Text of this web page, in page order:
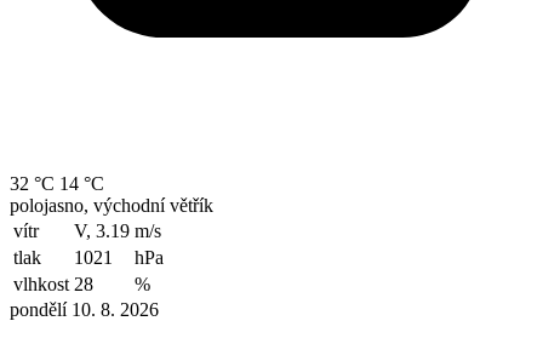
32 °C 14 °C
polojasno, východní větřík
vítr
V, 3.19 m/s
tlak
1021
hPa
vlhkost 28
%
pondělí 10. 8. 2026